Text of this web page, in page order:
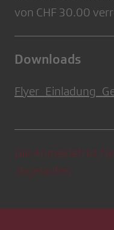
von CHF 30.00
Downloads
Die Anmeldefrist
abgelaufen.